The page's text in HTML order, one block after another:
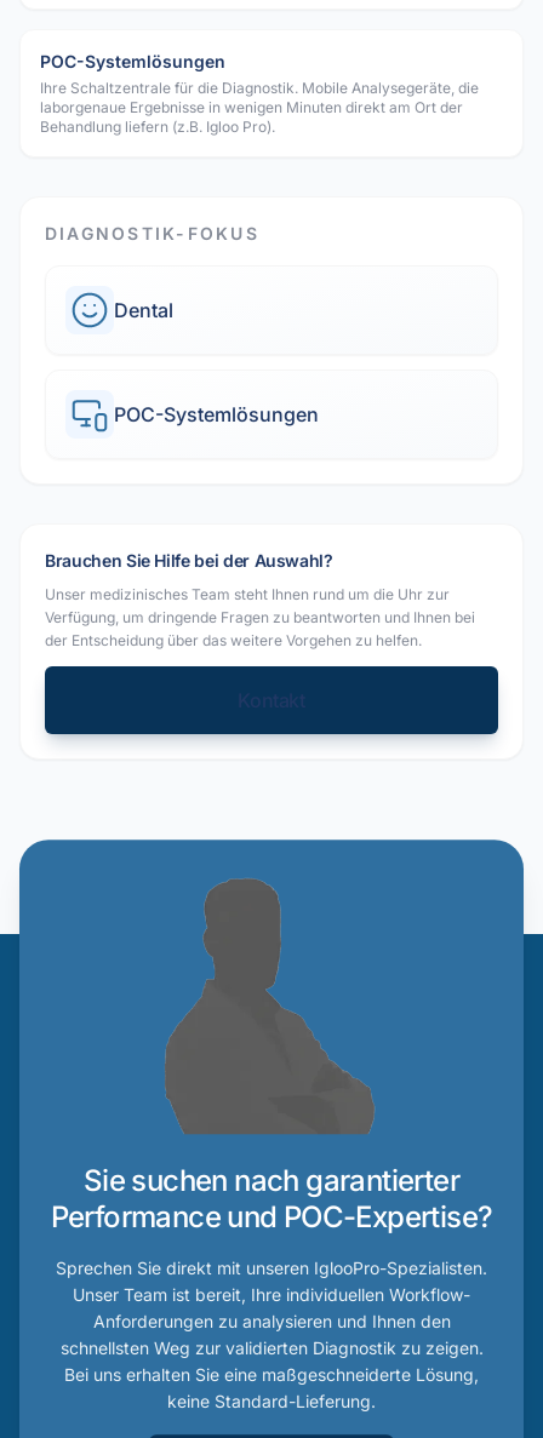
POC-Systemlösungen
Ihre Schaltzentrale für die Diagnostik. Mobile Analysegeräte, die
laborgenaue Ergebnisse in wenigen Minuten direkt am Ort der
Behandlung liefern (z.B. Igloo Pro).
DIAGNOSTIK-FOKUS
Dental
POC-Systemlösungen
Brauchen Sie Hilfe bei der Auswahl?
Unser medizinisches Team steht Ihnen rund um die Uhr zur
Verfügung, um dringende Fragen zu beantworten und Ihnen bei
der Entscheidung über das weitere Vorgehen zu helfen.
Kontakt
Sie suchen nach garantierter
Performance und POC-Expertise?
Sprechen Sie direkt mit unseren IglooPro-Spezialisten.
Unser Team ist bereit, Ihre individuellen Workflow-
Anforderungen zu analysieren und Ihnen den
schnellsten Weg zur validierten Diagnostik zu zeigen.
Bei uns erhalten Sie eine maßgeschneiderte Lösung,
keine Standard-Lieferung.